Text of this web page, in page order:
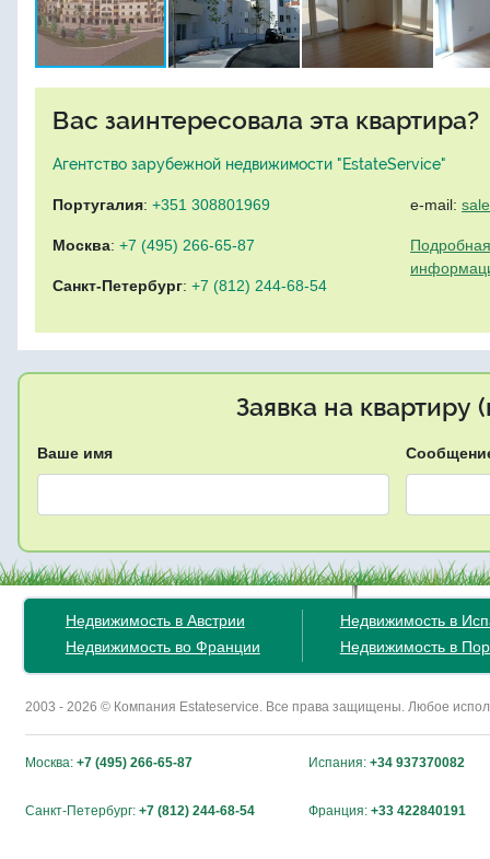
Вас заинтересовала эта квартира?
Агентство зарубежной недвижимости "EstateService"
Португалия: +351 308801969
Москва: +7 (495) 266-65-87
Санкт-Петербург: +7 (812) 244-68-54
e-mail:
Заявка на квартиру
Ваше имя
Недвижимость в Австрии
Недвижимость во Франции
Недвижимость в
Недвижимость в
2003 - 2026 © Компания Estateservice. Все права защищены. Любое
Москва: +7 (495) 266-65-87 Испания: +34 937370082
Санкт-Петербург: +7 (812) 244-68-54 Франция: +33 422840191